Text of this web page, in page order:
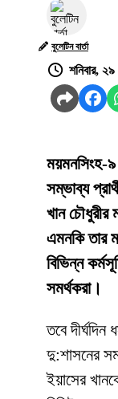
বুলেটিন বার্তা
শনিবার,
ময়মনসিংহ-
সম্ভাব্য
খান চৌধুরীর
এমনকি তার
বিভিন্ন
সমর্থকরা।
তবে দীর্ঘদিন
দু:শাসনের
ইয়াসের